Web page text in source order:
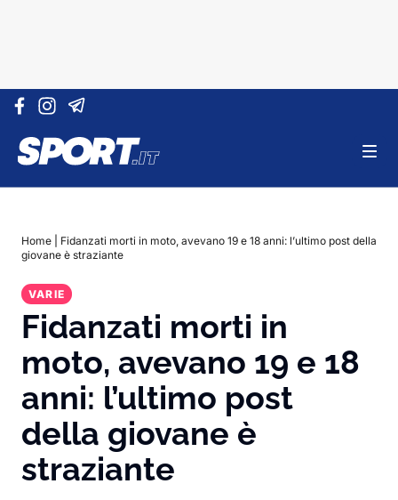
Vai al contenuto
Home
Fidanzati morti in moto, avevano 19 e 18 anni: l’ultimo post della
giovane è straziante
VARIE
Fidanzati morti in
moto, avevano 19 e 18
anni: l’ultimo post
della giovane è
straziante